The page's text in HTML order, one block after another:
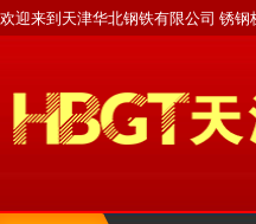
欢迎来到天津华北钢铁有限公司 锈钢